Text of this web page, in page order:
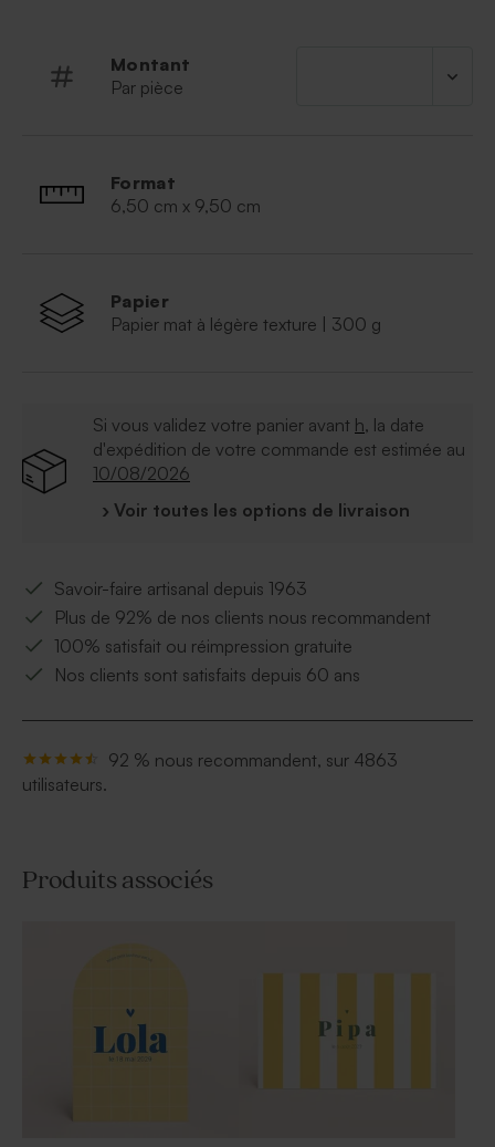
sachet transparent pour les dragées et une
attache parisienne pour assembler l'ensemble
Montant
Par pièce
Format
6,50 cm x 9,50 cm
Papier
Papier mat à légère texture | 300 g
Si vous validez votre panier avant h, la date
d'expédition de votre commande est estimée au
10/08/2026
› Voir toutes les options de livraison
Savoir-faire artisanal depuis 1963
Plus de 92% de nos clients nous recommandent
100% satisfait ou réimpression gratuite
Nos clients sont satisfaits depuis 60 ans
92 % nous recommandent, sur 4863
utilisateurs.
Produits associés